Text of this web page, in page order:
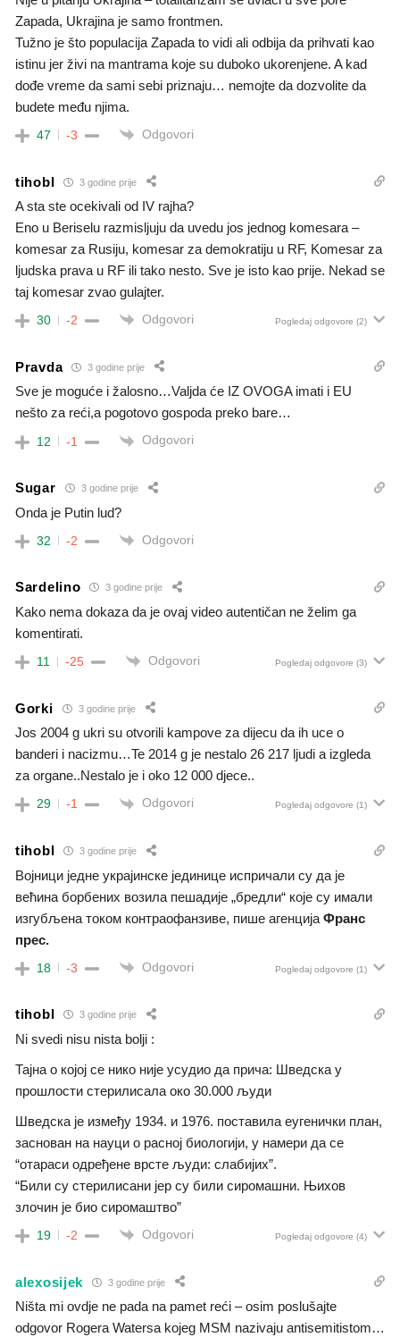
Zapada, Ukrajina je samo frontmen.
Tužno je što populacija Zapada to vidi ali odbija da prihvati kao
istinu jer živi na mantrama koje su duboko ukorenjene. A kad
dođe vreme da sami sebi priznaju… nemojte da dozvolite da
budete među njima.
47 -3 Odgovori
tihobl 3 godine prije
A sta ste ocekivali od IV rajha?
Eno u Beriselu razmisljuju da uvedu jos jednog komesara –
komesar za Rusiju, komesar za demokratiju u RF, Komesar za
ljudska prava u RF ili tako nesto. Sve je isto kao prije. Nekad se
taj komesar zvao gulajter.
30 -2 Odgovori Pogledaj odgovore (2)
Pravda 3 godine prije
Sve je moguće i žalosno…Valjda će IZ OVOGA imati i EU
nešto za reći,a pogotovo gospoda preko bare…
12 -1 Odgovori
Sugar 3 godine prije
Onda je Putin lud?
32 -2 Odgovori
Sardelino 3 godine prije
Kako nema dokaza da je ovaj video autentičan ne želim ga
komentirati.
11 -25 Odgovori Pogledaj odgovore (3)
Gorki 3 godine prije
Jos 2004 g ukri su otvorili kampove za dijecu da ih uce o
banderi i nacizmu…Te 2014 g je nestalo 26 217 ljudi a izgleda
za organe..Nestalo je i oko 12 000 djece..
29 -1 Odgovori Pogledaj odgovore (1)
tihobl 3 godine prije
Војници једне украјинске јединице испричали су да је
већина борбених возила пешадије „бредли“ које су имали
изгубљена током контраофанзиве, пише агенција Франс
прес.
18 -3 Odgovori Pogledaj odgovore (1)
tihobl 3 godine prije
Ni svedi nisu nista bolji :
Тајна о којој се нико није усудио да прича: Шведска у
прошлости стерилисала око 30.000 људи
Шведска је између 1934. и 1976. поставила еугенички план,
заснован на науци о расној биологији, у намери да се
“отараси одређене врсте људи: слабијих”.
“Били су стерилисани јер су били сиромашни. Њихов
злочин је био сиромаштво”
19 -2 Odgovori Pogledaj odgovore (4)
alexosijek 3 godine prije
Ništa mi ovdje ne pada na pamet reći – osim poslušajte
odgovor Rogera Watersa kojeg MSM nazivaju antisemitistom…